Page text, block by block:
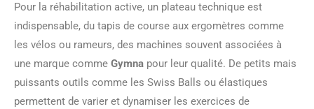
Pour la réhabilitation active, un plateau technique est
indispensable, du tapis de course aux ergomètres comme
les vélos ou rameurs, des machines souvent associées à
une marque comme Gymna pour leur qualité. De petits mais
puissants outils comme les Swiss Balls ou élastiques
permettent de varier et dynamiser les exercices de